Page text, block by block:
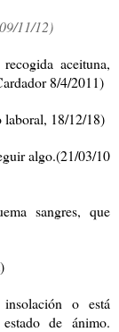
11/12)
aceituna,
8/4/2011)
laboral, 18/12/18)
algo.(21/03/10
sangres, que
o está
de ánimo.